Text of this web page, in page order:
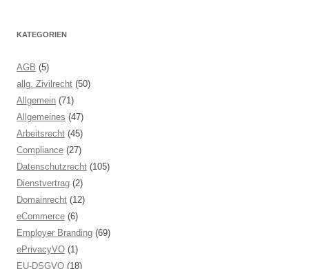
KATEGORIEN
AGB (5)
allg. Zivilrecht (50)
Allgemein (71)
Allgemeines (47)
Arbeitsrecht (45)
Compliance (27)
Datenschutzrecht (105)
Dienstvertrag (2)
Domainrecht (12)
eCommerce (6)
Employer Branding (69)
ePrivacyVO (1)
EU-DSGVO (18)